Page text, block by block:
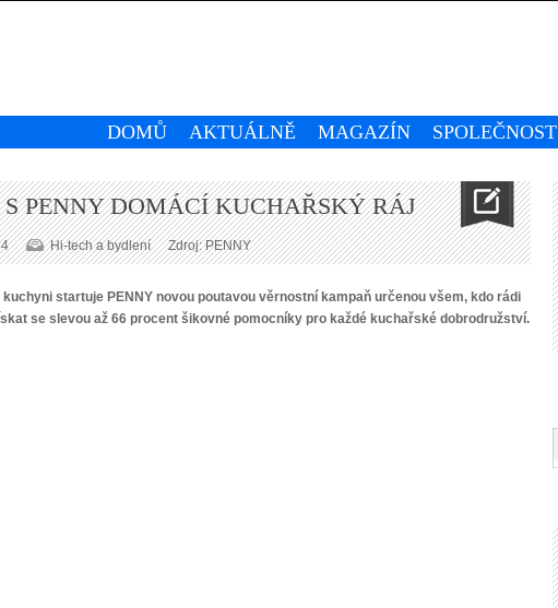
DOMŮ AKTUÁLNĚ MAGAZÍN SPOLEČNOST
PENNY DOMÁCÍ KUCHAŘSKÝ RÁJ
Zdroj: PENNY
Hi-tech a bydlení
startuje PENNY novou poutavou věrnostní kampaň určenou všem, kdo rádi
se slevou až 66 procent šikovné pomocníky pro každé kuchařské dobrodružství.